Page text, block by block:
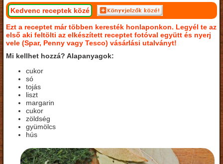
Kedvenc receptek közé
Ezt a receptet már többen keresték honlaponkon. Legyél te az
első aki feltölti az elkészített receptet fotóval együtt és nyerj
vele (Spar, Penny vagy Tesco) vásárlási utalványt!
Mi kellhet hozzá? Alapanyagok:
cukor
só
tojás
liszt
margarin
cukor
zöldség
gyümölcs
hús